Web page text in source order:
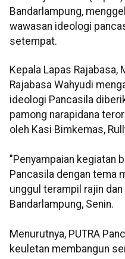
Bandarlampung,
wawasan ideologi
setempat.
Kepala Lapas Rajabasa,
Rajabasa Wahyudi
ideologi Pancasila
pamong narapidana
oleh Kasi Bimkemas,
"Penyampaian kegiatan
Pancasila dengan tema
unggul terampil rajin dan
Bandarlampung, Senin.
Menurutnya, PUTRA
keuletan membangun